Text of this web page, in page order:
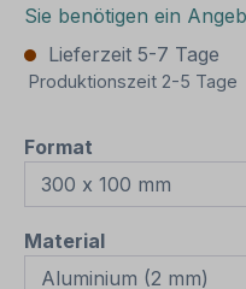
Sie benötigen ein
Lieferzeit 5-7 Tage
Produktionszeit 2-5 Tage
Format
Materialauswählen